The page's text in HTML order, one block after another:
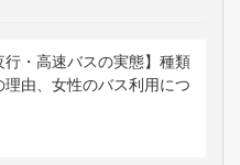
行・高速バスの実態】種類
理由、女性のバス利用につ